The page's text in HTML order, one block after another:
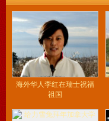
海外华人李红在瑞士祝福
祖国